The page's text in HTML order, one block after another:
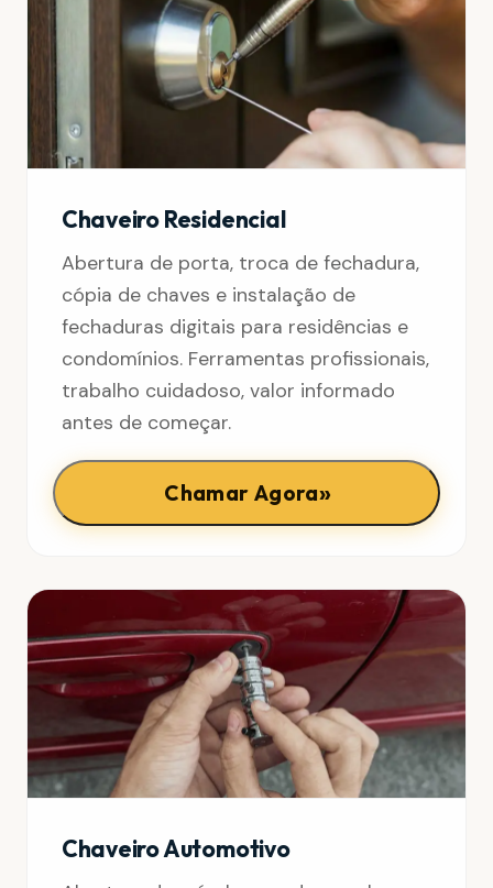
Chaveiro Residencial
Abertura de porta, troca de fechadura,
cópia de chaves e instalação de
fechaduras digitais para residências e
condomínios. Ferramentas profissionais,
trabalho cuidadoso, valor informado
antes de começar.
Chamar Agora»
Chaveiro Automotivo